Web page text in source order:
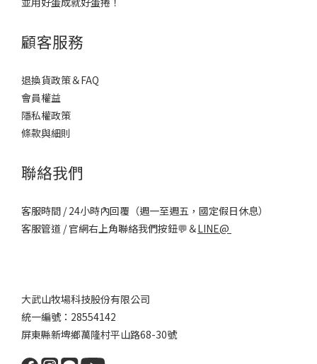
顧客服務
退換貨政策＆FAQ
會員權益
隱私權政策
條款與細則
聯絡我們
客服時間 / 24小時內回覆（週一至週五，國定假日休息）
客服管道 / 官網右上角聯絡我們按鈕💬＆LINE@
大武山牧場科技股份有限公司
統一編號：28554142
屏東縣新埤鄉萬隆村平山路68-30號